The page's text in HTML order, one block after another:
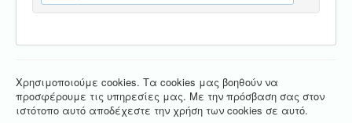
Χρησιμοποιούμε cookies. Τα cookies μας βοηθούν να
προσφέρουμε τις υπηρεσίες μας. Με την πρόσβαση σας στον
ιστότοπο αυτό αποδέχεστε την χρήση των cookies σε αυτό.